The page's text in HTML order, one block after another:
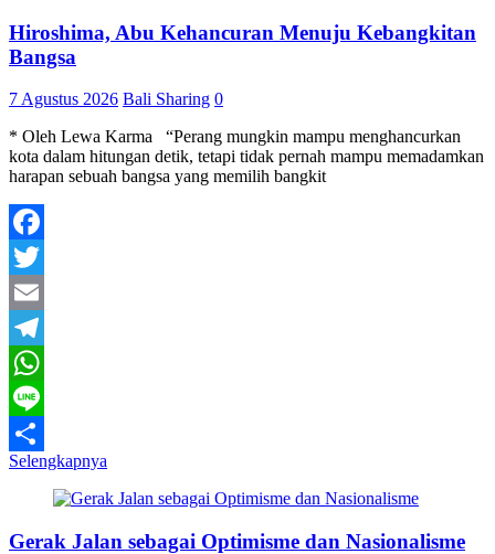
Hiroshima, Abu Kehancuran Menuju Kebangkitan
Bangsa
7 Agustus 2026 Bali Sharing 0
* Oleh Lewa Karma “Perang mungkin mampu menghancurkan
kota dalam hitungan detik, tetapi tidak pernah mampu memadamkan
harapan sebuah bangsa yang memilih bangkit
Facebook
Twitter
Email
Telegram
WhatsApp
Line
Share
Selengkapnya
Gerak Jalan sebagai Optimisme dan Nasionalisme